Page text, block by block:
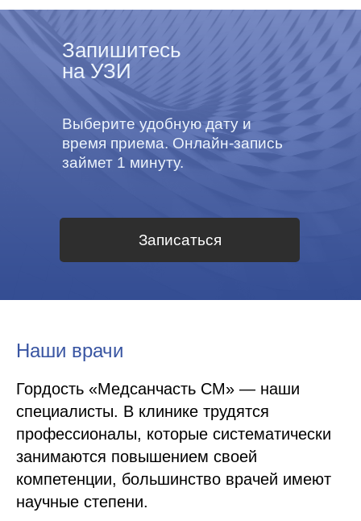
Запишитесь
на УЗИ
Выберите удобную дату и
время приема. Онлайн-запись
займет 1 минуту.
Записаться
Наши врачи
Гордость «Медсанчасть СМ» — наши
специалисты. В клинике трудятся
профессионалы, которые систематически
занимаются повышением своей
компетенции, большинство врачей имеют
научные степени.